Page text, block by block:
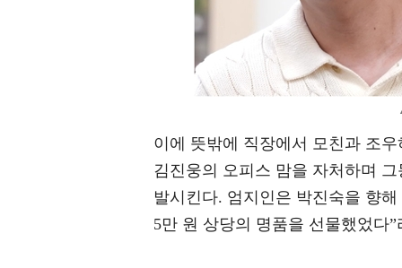
이에 뜻밖에 직장에서 모친과 조
김진웅의 오피스 맘을 자처하며
발시킨다. 엄지인은 박진숙을 향
5만 원 상당의 명품을 선물했었다